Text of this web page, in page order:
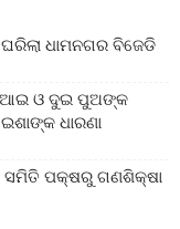
ଧାମନଗର ବିଜେଡି
ଓ ଦୁଇ ପୁଅଙ୍କ
ଧାରଣା
ସମିତି ପକ୍ଷରୁ ଗଣଶିକ୍ଷା